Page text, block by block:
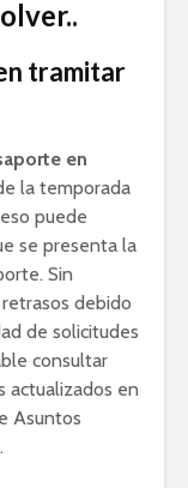
tramitar
en
la temporada
puede
se presenta la
Sin
debido
de solicitudes
consultar
actualizados en
Asuntos